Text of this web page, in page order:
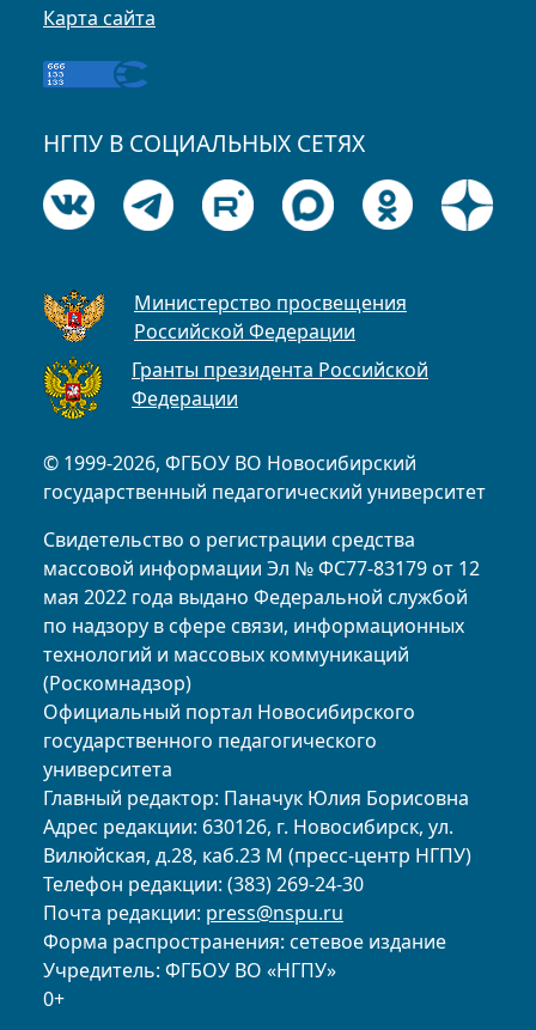
© 1999-2026, ФГБОУ ВО Новосибирский
государственный педагогический университет
Свидетельство о регистрации средства
массовой информации Эл № ФС77-83179 от 12
мая 2022 года выдано Федеральной службой
по надзору в сфере связи, информационных
технологий и массовых коммуникаций
(Роскомнадзор)
Официальный портал Новосибирского
государственного педагогического
университета
Главный редактор: Паначук Юлия Борисовна
Адрес редакции: 630126, г. Новосибирск, ул.
Вилюйская, д.28, каб.23 М (пресс-центр НГПУ)
Телефон редакции: (383) 269-24-30
Почта редакции: press@nspu.ru
Форма распространения: сетевое издание
Учредитель: ФГБОУ ВО «НГПУ»
0+
Карта сайта
НГПУ В СОЦИАЛЬНЫХ СЕТЯХ
Министерство просвещения
Российской Федерации
Гранты президента Российской
Федерации